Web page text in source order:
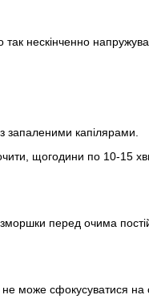
нескінченно
запаленими капілярами.
щогодини по 10-15
перед очима
може сфокусуватися на